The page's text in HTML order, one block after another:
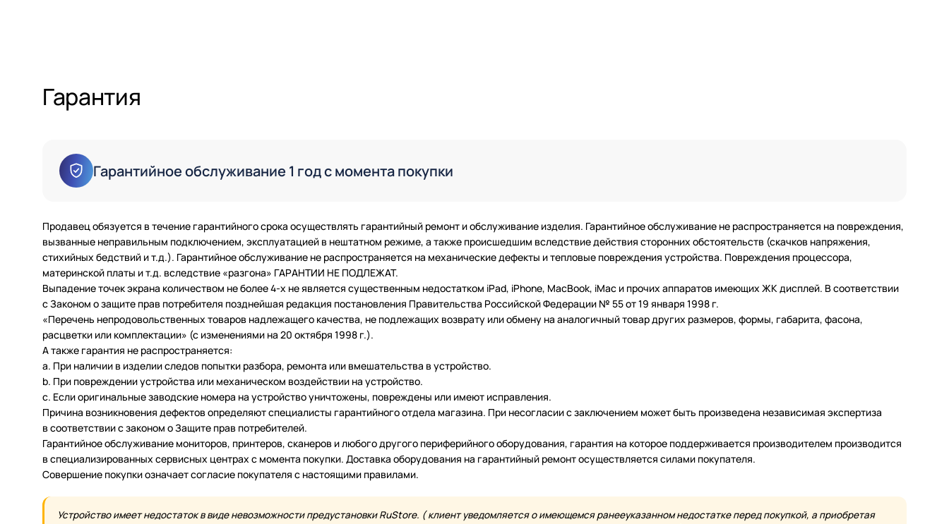
Гарантия
Гарантийное обслуживание 1 год с момента покупки
Продавец обязуется в течение гарантийного срока осуществлять гарантийный ремонт и обслуживание изделия. Гарантийное обслуживание не распространяется на повреждения,
вызванные неправильным подключением, эксплуатацией в нештатном режиме, а также происшедшим вследствие действия сторонних обстоятельств (скачков напряжения,
стихийных бедствий и т.д.). Гарантийное обслуживание не распространяется на механические дефекты и тепловые повреждения устройства. Повреждения процессора,
материнской платы и т.д. вследствие «разгона» ГАРАНТИИ НЕ ПОДЛЕЖАТ.
Выпадение точек экрана количеством не более 4-х не является существенным недостатком iPad, iPhone, MacBook, iMac и прочих аппаратов имеющих ЖК дисплей. В соответствии
с Законом о защите прав потребителя позднейшая редакция постановления Правительства Российской Федерации № 55 от 19 января 1998 г.
«Перечень непродовольственных товаров надлежащего качества, не подлежащих возврату или обмену на аналогичный товар других размеров, формы, габарита, фасона,
расцветки или комплектации» (с изменениями на 20 октября 1998 г.).
А также гарантия не распространяется:
a. При наличии в изделии следов попытки разбора, ремонта или вмешательства в устройство.
b. При повреждении устройства или механическом воздействии на устройство.
c. Если оригинальные заводские номера на устройство уничтожены, повреждены или имеют исправления.
Причина возникновения дефектов определяют специалисты гарантийного отдела магазина. При несогласии с заключением может быть произведена независимая экспертиза
в соответствии с законом о Защите прав потребителей.
Гарантийное обслуживание мониторов, принтеров, сканеров и любого другого периферийного оборудования, гарантия на которое поддерживается производителем производится
в специализированных сервисных центрах с момента покупки. Доставка оборудования на гарантийный ремонт осуществляется силами покупателя.
Совершение покупки означает согласие покупателя с настоящими правилами.
Устройство имеет недостаток в виде невозможности предустановки RuStore. ( клиент уведомляется о имеющемся ранееуказанном недостатке перед покупкой, а приобретая